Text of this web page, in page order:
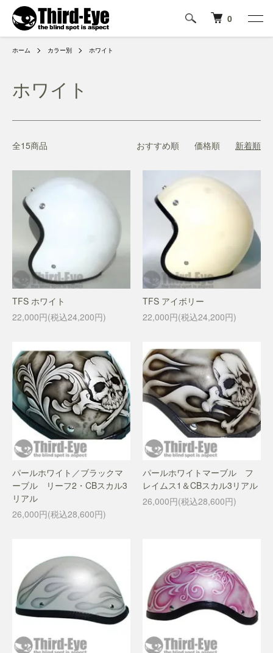
0
ホーム カラー別 ホワイト
ホワイト
全15商品 おすすめ順 価格順 新着順
TFS ホワイト
22,000円(税込24,200円)
TFS アイボリー
22,000円(税込24,200円)
パールホワイト／ブラックマ
ーブル リーフ2・CBスカル3
リアル
26,000円(税込28,600円)
パールホワイトマーブル フ
レイムス1＆CBスカル3リアル
26,000円(税込28,600円)